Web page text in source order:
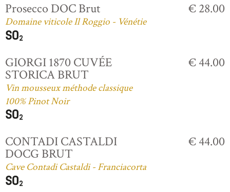
Prosecco DOC Brut
Domaine viticole Il Roggio - Vénétie
€ 28.00
GIORGI 1870 CUVÉE
STORICA BRUT
Vin mousseux méthode classique
100% Pinot Noir
€ 44.00
CONTADI CASTALDI
DOCG BRUT
Cave Contadi Castaldi - Franciacorta
€ 44.00